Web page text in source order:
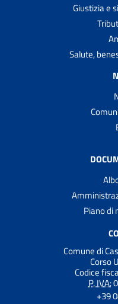
Giustizia e
Salute,
Piano di
Comune di
Corso
Codice
P. IVA:
+39